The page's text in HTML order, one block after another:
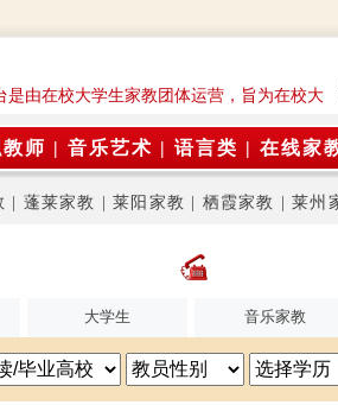
由在校大学生家教团体运营，旨为在校大
师 | 音乐艺术 | 语言类 | 在线家
蓬莱家教 |莱阳家教 栖霞家教 |莱州
大学生 音乐家教